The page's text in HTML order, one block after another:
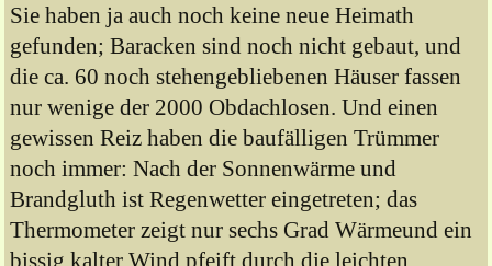
Sie haben ja auch noch keine neue Heimath
gefunden; Baracken sind noch nicht gebaut, und
die ca. 60 noch stehengebliebenen Häuser fassen
nur wenige der 2000 Obdachlosen. Und einen
gewissen Reiz haben die baufälligen Trümmer
noch immer: Nach der Sonnenwärme und
Brandgluth ist Regenwetter eingetreten; das
Thermometer zeigt nur sechs Grad Wärmeund ein
bissig kalter Wind pfeift durch die leichten